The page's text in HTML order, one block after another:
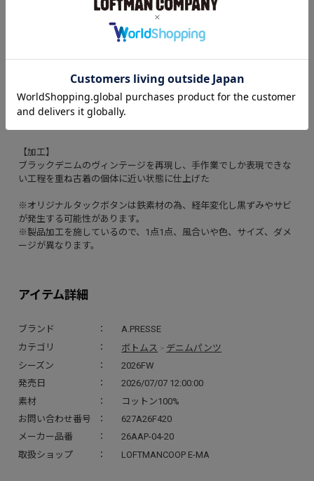
アイテム詳細
ブランド
A.PRESSE
カテゴリ
ボトムス > デニムパンツ
シーズン
2026FW
発売日
2026/07/07 12:00:00
素材
コットン100%
お問い合わせ番号
627A26F420
メーカー品番
26AAP-04-20
取扱ショップ
LOFTMANCOOP E-MA
バランスを整えた太めのシルエット。股上を僅かに深くして、尻ぐ
りのくい込みを軽減させることで、バックスタイルを調整した。
生地は50's後半から60's前半頃の501XXの糸使いを再現してしっか
【付属】
【加工】
ブラックデニムのヴィンテージを再現し、手作業でしか表現できな
い工程を重ね古着の個体に近い状態に仕上げた
※オリジナルタックボタンは鉄素材の為、経年変化し黒ずみやサビ
が発生する可能性があります。
※製品加工を施しているので、1点1点、風合いや色、サイズ、ダメ
ージが異なります。